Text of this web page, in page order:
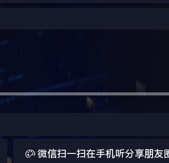
微信扫一扫在手机听分享朋友